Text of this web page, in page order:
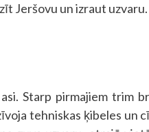
Jeršovu un izraut
Starp pirmajiem trim
tehniskas ķibeles un